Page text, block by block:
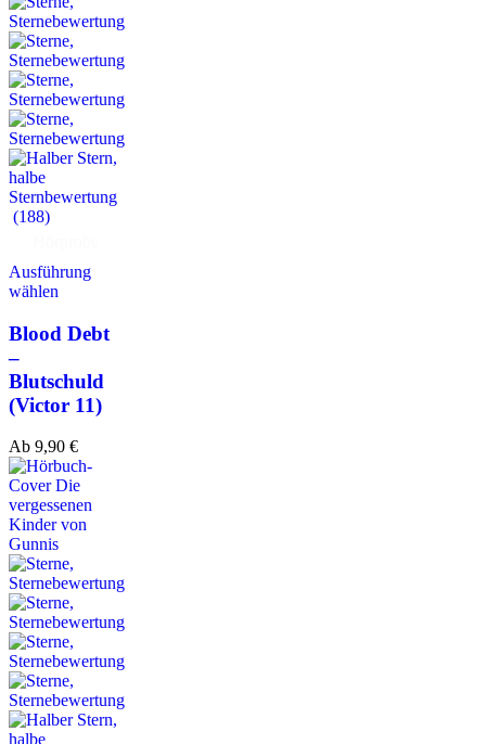
(188)
Ausführung
wählen
Blood Debt
–
Blutschuld
(Victor 11)
Ab 9,90 €